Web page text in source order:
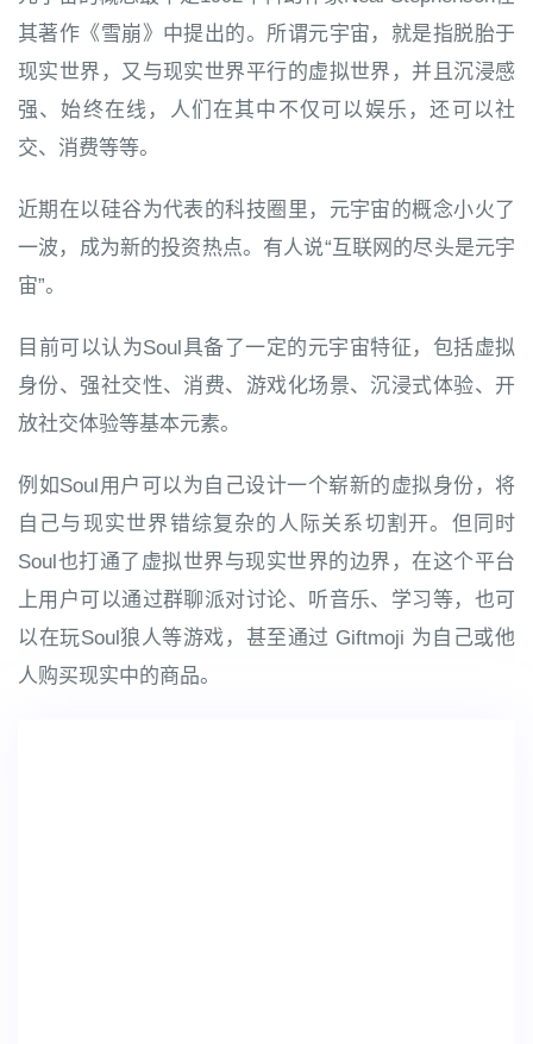
其著作《雪崩》中提出的。所谓元宇宙，就是指脱胎于
现实世界，又与现实世界平行的虚拟世界，并且沉浸感
强、始终在线，人们在其中不仅可以娱乐，还可以社
交、消费等等。
近期在以硅谷为代表的科技圈里，元宇宙的概念小火了
一波，成为新的投资热点。有人说“互联网的尽头是元宇
宙”。
目前可以认为Soul具备了一定的元宇宙特征，包括虚拟
身份、强社交性、消费、游戏化场景、沉浸式体验、开
放社交体验等基本元素。
例如Soul用户可以为自己设计一个崭新的虚拟身份，将
自己与现实世界错综复杂的人际关系切割开。但同时
Soul也打通了虚拟世界与现实世界的边界，在这个平台
上用户可以通过群聊派对讨论、听音乐、学习等，也可
以在玩Soul狼人等游戏，甚至通过 Giftmoji 为自己或他
人购买现实中的商品。